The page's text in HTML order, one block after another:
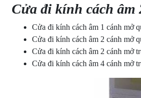
Cửa đi kính cách âm
Cửa đi kính cách âm 1 cánh mở
Cửa đi kính cách âm 2 cánh mở
Cửa đi kính cách âm 2 cánh mở
Cửa đi kính cách âm 4 cánh mở